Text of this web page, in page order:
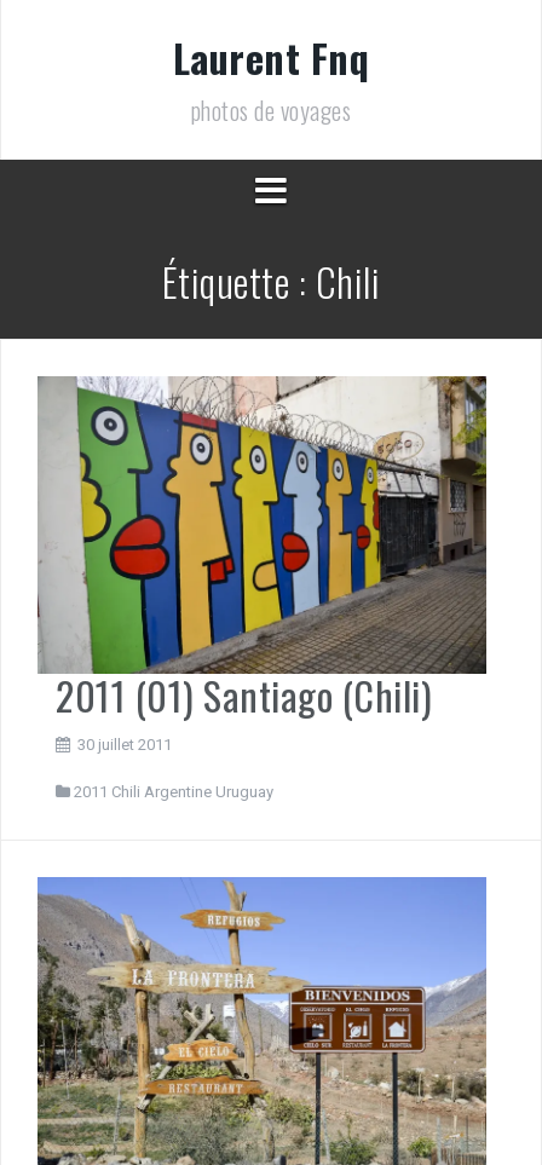
Laurent Fnq
photos de voyages
Étiquette : Chili
2011 (01) Santiago (Chili)
30 juillet 2011
2011 Chili Argentine Uruguay